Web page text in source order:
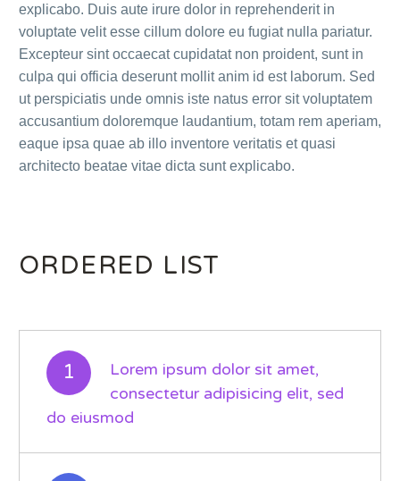
explicabo. Duis aute irure dolor in reprehenderit in
voluptate velit esse cillum dolore eu fugiat nulla pariatur.
Excepteur sint occaecat cupidatat non proident, sunt in
culpa qui officia deserunt mollit anim id est laborum. Sed
ut perspiciatis unde omnis iste natus error sit voluptatem
accusantium doloremque laudantium, totam rem aperiam,
eaque ipsa quae ab illo inventore veritatis et quasi
architecto beatae vitae dicta sunt explicabo.
ORDERED LIST
1
Lorem ipsum dolor sit amet,
consectetur adipisicing elit, sed
do eiusmod